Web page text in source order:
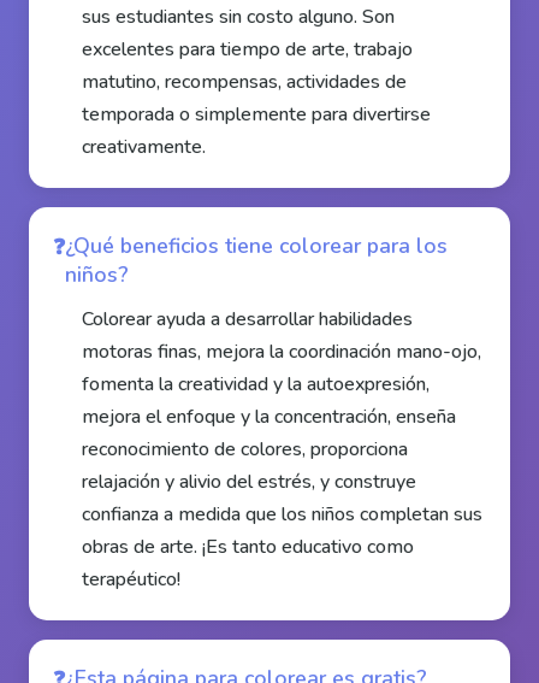
sus estudiantes sin costo alguno. Son
excelentes para tiempo de arte, trabajo
matutino, recompensas, actividades de
temporada o simplemente para divertirse
creativamente.
¿Qué beneficios tiene colorear para los
niños?
Colorear ayuda a desarrollar habilidades
motoras finas, mejora la coordinación mano-ojo,
fomenta la creatividad y la autoexpresión,
mejora el enfoque y la concentración, enseña
reconocimiento de colores, proporciona
relajación y alivio del estrés, y construye
confianza a medida que los niños completan sus
obras de arte. ¡Es tanto educativo como
terapéutico!